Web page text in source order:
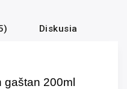
Diskusia
200ml